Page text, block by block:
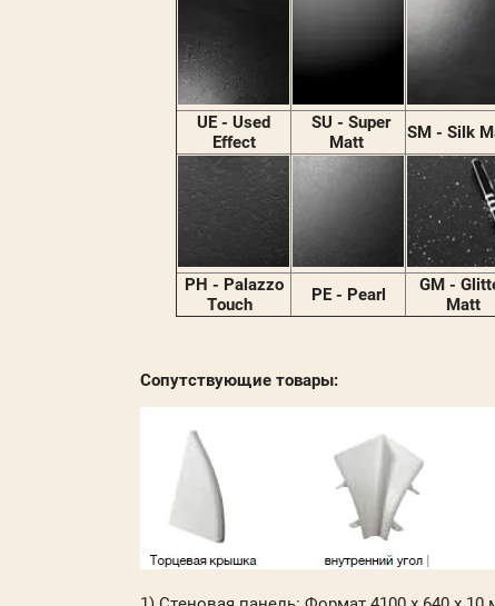
UE - Used
Effect
SU - Super
Matt
SM - Silk
PH - Palazzo
Touch
PE - Pearl
GM -
Matt
Сопутствующие товары: